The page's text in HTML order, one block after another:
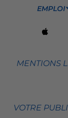
EMPLOI
MENTIONS
VOTRE